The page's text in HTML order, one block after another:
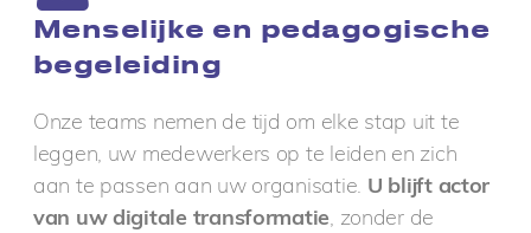
Menselijke en pedagogische
begeleiding
Onze teams nemen de tijd om elke stap uit te
leggen, uw medewerkers op te leiden en zich
aan te passen aan uw organisatie. U blijft actor
van uw digitale transformatie, zonder de